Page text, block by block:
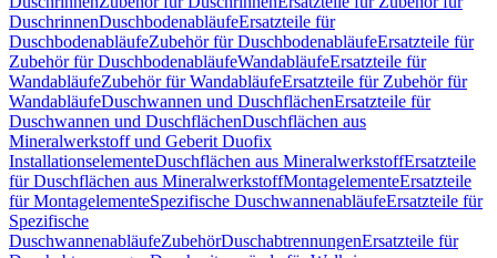
DuschrinnenDuschbodenabläufeErsatzteile für
DuschbodenabläufeZubehör für DuschbodenabläufeErsatzteile für
Zubehör für DuschbodenabläufeWandabläufeErsatzteile für
WandabläufeZubehör für WandabläufeErsatzteile für Zubehör für
WandabläufeDuschwannen und DuschflächenErsatzteile für
Duschwannen und DuschflächenDuschflächen aus
Mineralwerkstoff und Geberit Duofix
InstallationselementeDuschflächen aus MineralwerkstoffErsatzteile
für Duschflächen aus MineralwerkstoffMontagelementeErsatzteile
für MontagelementeSpezifische DuschwannenabläufeErsatzteile für
Spezifische
DuschwannenabläufeZubehörDuschabtrennungenErsatzteile für